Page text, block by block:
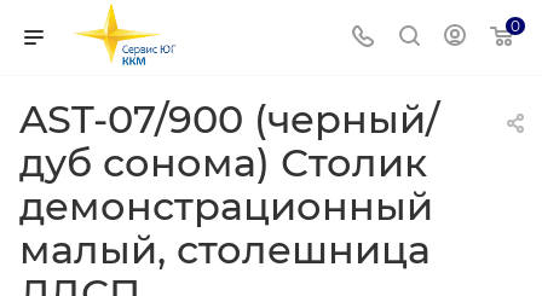
0
AST-07/900 (черный/
дуб сонома) Столик
демонстрационный
малый, столешница